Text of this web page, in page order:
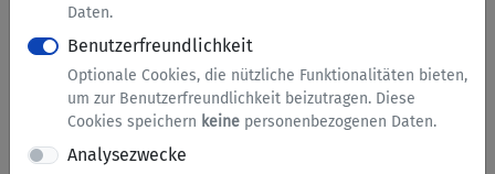
Daten.
Benutzerfreundlichkeit
Optionale Cookies, die nützliche Funktionalitäten bieten,
um zur Benutzerfreundlichkeit beizutragen. Diese
Cookies speichern keine personenbezogenen Daten.
Analysezwecke
Stand der Vereinbarkeit mit
den Anforderungen zur
barrierefreien
Informationstechnik